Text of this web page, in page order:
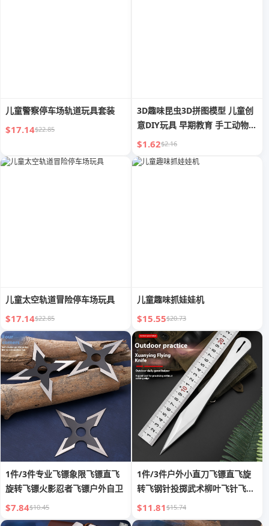
儿童警察停车场轨道玩具套装
$17.14$22.85
3D趣味昆虫3D拼图模型 儿童创
意DIY玩具 早期教育 手工动物拼
装拼图卡
$1.62$2.16
儿童太空轨道冒险停车场玩具
$17.14$22.85
儿童趣味抓娃娃机
$15.55$20.73
1件/3件专业飞镖象限飞镖直飞
旋转飞镖火影忍者飞镖户外自卫
$7.84$10.45
1件/3件户外小直刀飞镖直飞旋
转飞钢针投掷武术柳叶飞针飞镖
刀自卫
$11.81$15.74